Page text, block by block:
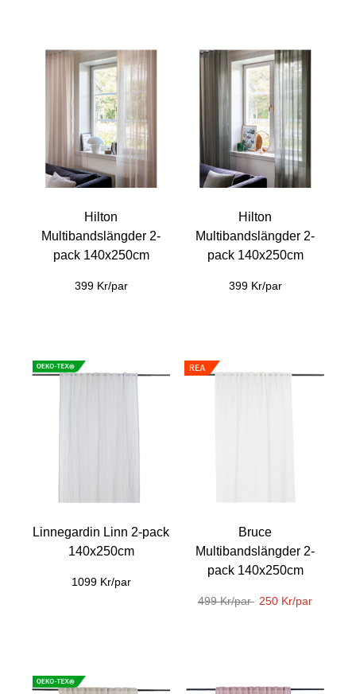
Hilton
Multibandslängder 2-
pack 140x250cm
399 Kr/par
Hilton
Multibandslängder 2-
pack 140x250cm
399 Kr/par
Linnegardin Linn 2-pack
140x250cm
1099 Kr/par
Bruce
Multibandslängder 2-
pack 140x250cm
499 Kr/par 250 Kr/par